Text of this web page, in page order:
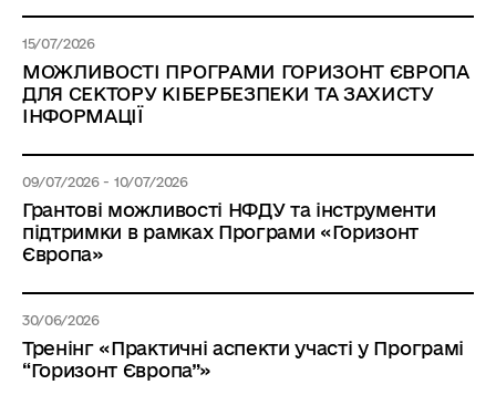
15/07/2026
МОЖЛИВОСТІ ПРОГРАМИ ГОРИЗОНТ ЄВРОПА
ДЛЯ СЕКТОРУ КІБЕРБЕЗПЕКИ ТА ЗАХИСТУ
ІНФОРМАЦІЇ
09/07/2026 - 10/07/2026
Грантові можливості НФДУ та інструменти
підтримки в рамках Програми «Горизонт
Європа»
30/06/2026
Тренінг «Практичні аспекти участі у Програмі
“Горизонт Європа”»